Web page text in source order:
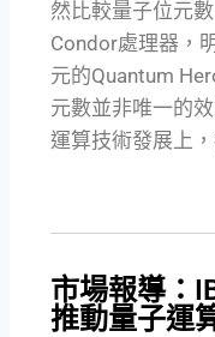
然比較量子位元
Condor處理器，
元的Quantum
元數並非唯一的
運算技術發展上
市場報導：
推動量子運